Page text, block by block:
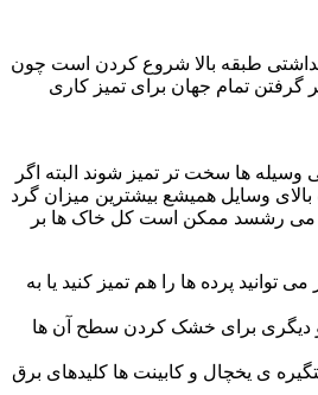
طبقه بالا شروع کردن است چون
گرفتن تمام جهان برای تمیز کاری
ها سخت تر تمیز شوند البته اگر
وسایل همیشع بیشترین میزان گرد
می رشسد ممکن است کل خاک ها بر
پرده ها را هم تمیز کنید یا به
دیگری برای خشک کردن سطح آن ها
ی یخچال و کابینت ها کلیدهای برق